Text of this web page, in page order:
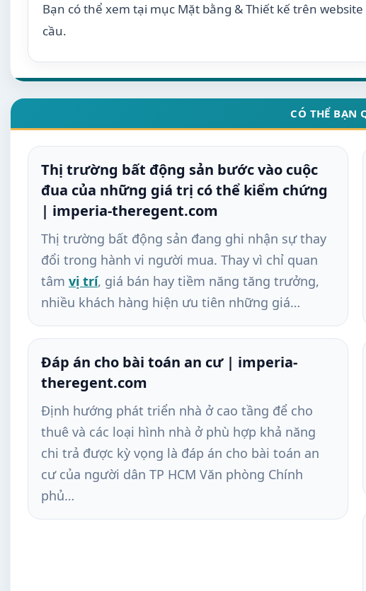
Bạn có thể xem tại mục Mặt bằng & Thiết kế trên
cầu.
CÓ THỂ BẠN
Thị trường bất động sản bước vào cuộc
đua của những giá trị có thể kiểm chứng
| imperia-theregent.com
Thị trường bất động sản đang ghi nhận sự thay
đổi trong hành vi người mua. Thay vì chỉ quan
tâm vị trí, giá bán hay tiềm năng tăng trưởng,
nhiều khách hàng hiện ưu tiên những giá…
Đáp án cho bài toán an cư | imperia-
theregent.com
Định hướng phát triển nhà ở cao tầng để cho
thuê và các loại hình nhà ở phù hợp khả năng
chi trả được kỳ vọng là đáp án cho bài toán an
cư của người dân TP HCM Văn phòng Chính
phủ…